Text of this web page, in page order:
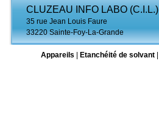
CLUZEAU INFO LABO (C.I.L.)
35 rue Jean Louis Faure
33220 Sainte-Foy-La-Grande
Appareils
Etanchéité de solvant